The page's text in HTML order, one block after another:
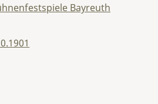
Bayreuth